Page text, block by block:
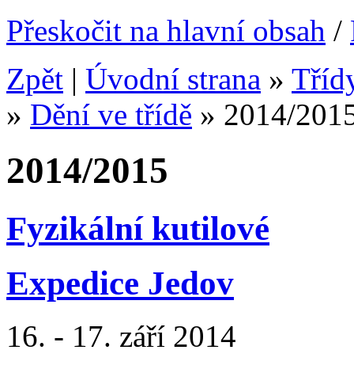
Přeskočit na hlavní obsah /
Zpět | Úvodní strana »
» Dění ve třídě » 2014/
2014/2015
Fyzikální kutilové
Expedice Jedov
16. - 17. září 2014